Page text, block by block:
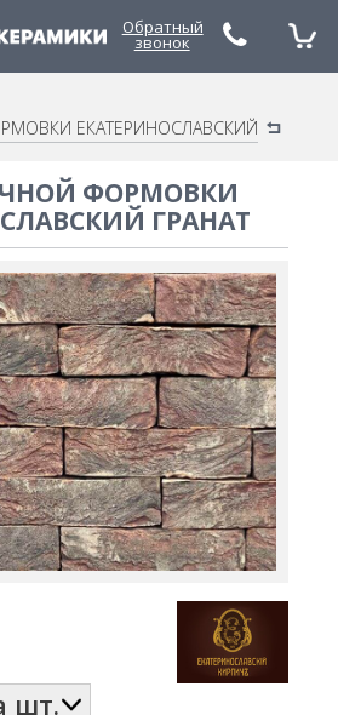
Обратный
звонок
785-79-53
(067) 480-21-88
ЕКАТЕРИНОСЛАВСКИЙ
ФОРМОВКИ
ГРАНАТ